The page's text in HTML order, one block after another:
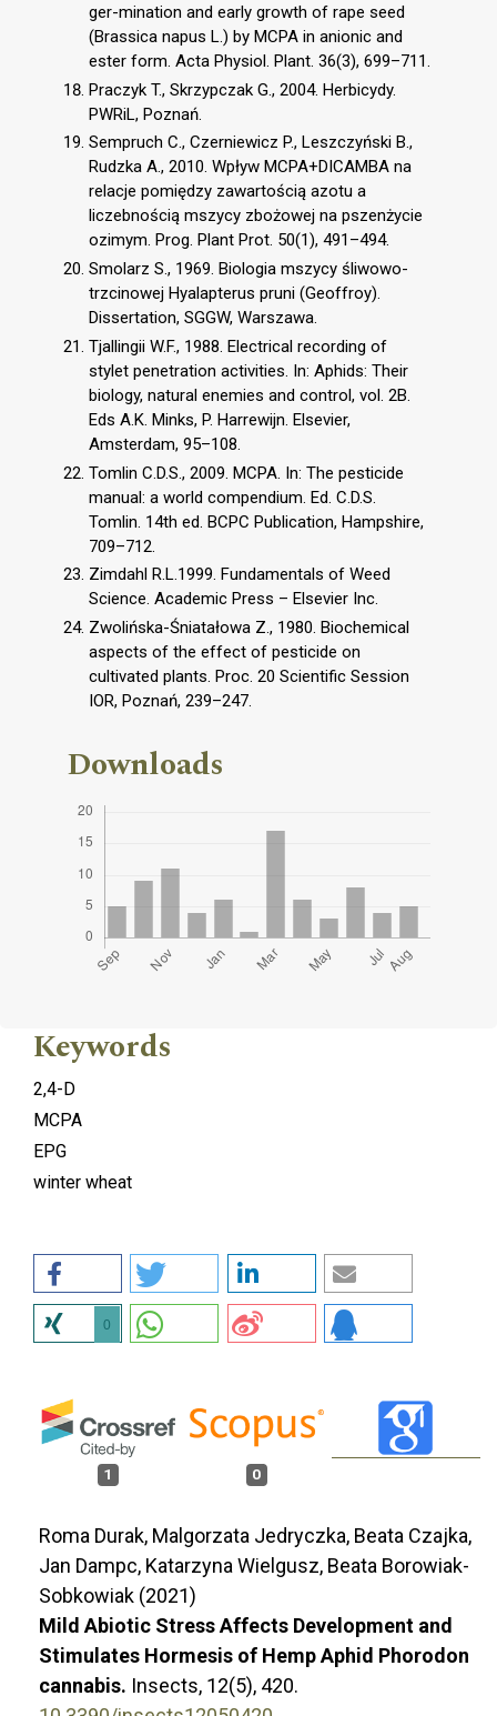
ger-mination and early growth of rape seed
(Brassica napus L.) by MCPA in anionic and
ester form. Acta Physiol. Plant. 36(3), 699–711.
Praczyk T., Skrzypczak G., 2004. Herbicydy.
PWRiL, Poznań.
Sempruch C., Czerniewicz P., Leszczyński B.,
Rudzka A., 2010. Wpływ MCPA+DICAMBA na
relacje pomiędzy zawartością azotu a
liczebnością mszycy zbożowej na pszenżycie
ozimym. Prog. Plant Prot. 50(1), 491–494.
Smolarz S., 1969. Biologia mszycy śliwowo-
trzcinowej Hyalapterus pruni (Geoffroy).
Dissertation, SGGW, Warszawa.
Tjallingii W.F., 1988. Electrical recording of
stylet penetration activities. In: Aphids: Their
biology, natural enemies and control, vol. 2B.
Eds A.K. Minks, P. Harrewijn. Elsevier,
Amsterdam, 95–108.
Tomlin C.D.S., 2009. MCPA. In: The pesticide
manual: a world compendium. Ed. C.D.S.
Tomlin. 14th ed. BCPC Publication, Hampshire,
709–712.
Zimdahl R.L.1999. Fundamentals of Weed
Science. Academic Press – Elsevier Inc.
Zwolińska-Śniatałowa Z., 1980. Biochemical
aspects of the effect of pesticide on
cultivated plants. Proc. 20 Scientific Session
IOR, Poznań, 239–247.
Downloads
Keywords
2,4-D
MCPA
EPG
winter wheat
0
1 0
Roma Durak, Malgorzata Jedryczka, Beata Czajka,
Jan Dampc, Katarzyna Wielgusz, Beata Borowiak-
Sobkowiak (2021)
Mild Abiotic Stress Affects Development and
Stimulates Hormesis of Hemp Aphid Phorodon
cannabis. Insects, 12(5), 420.